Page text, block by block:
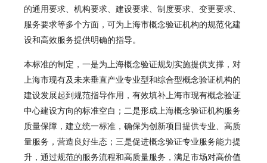
的通用要求、机构要求、建设要求、制度要求、变更要求、
服务要求等多个方面，可为上海市概念验证机构的规范化建
设和高效服务提供明确的指导。
本标准的制定， 一是为上海概念验证规划实施提供支撑 ，对
上海市现有及未来垂直产业专业型和综合型概念验证机构的
建设发展起到规范指导作用，有效填补上海市现有概念验证
中心建设方向的标准空白； 二是形成上海概念验证机构服务
质量保障 ，建立统一标准，确保为创新项目提供专业、高质
量服务，营造良好生态； 三是促进概念验证专业服务能力提
升 ，通过规范的服务流程和高质量服务，满足市场对高价值